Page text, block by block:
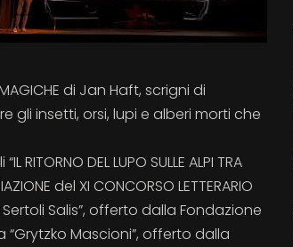
di Jan Haft, scrigni di
insetti, orsi, lupi e alberi morti che
DEL LUPO SULLE ALPI TRA
del XI CONCORSO LETTERARIO
Sertoli Salis”, offerto dalla Fondazione
“Grytzko Mascioni”, offerto dalla